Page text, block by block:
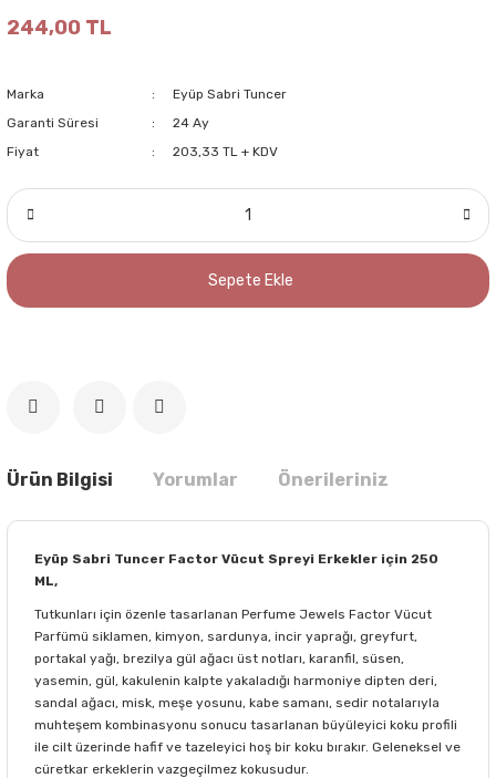
244,00 TL
Marka
Eyüp Sabri Tuncer
Garanti Süresi
24 Ay
Fiyat
203,33 TL + KDV
Sepete Ekle
Ürün Bilgisi Yorumlar Önerileriniz
Eyüp Sabri Tuncer Factor Vücut Spreyi Erkekler için 250
ML,
Tutkunları için özenle tasarlanan Perfume Jewels Factor Vücut
Parfümü siklamen, kimyon, sardunya, incir yaprağı, greyfurt,
portakal yağı, brezilya gül ağacı üst notları, karanfil, süsen,
yasemin, gül, kakulenin kalpte yakaladığı harmoniye dipten deri,
sandal ağacı, misk, meşe yosunu, kabe samanı, sedir notalarıyla
muhteşem kombinasyonu sonucu tasarlanan büyüleyici koku profili
ile cilt üzerinde hafif ve tazeleyici hoş bir koku bırakır. Geleneksel ve
cüretkar erkeklerin vazgeçilmez kokusudur.